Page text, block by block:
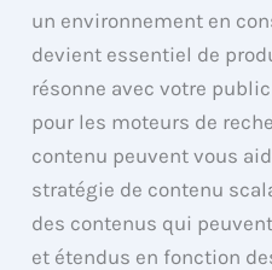
un environnement en
devient essentiel de
résonne avec votre
pour les moteurs de
contenu peuvent vous
stratégie de contenu
des contenus qui
et étendus en fonction